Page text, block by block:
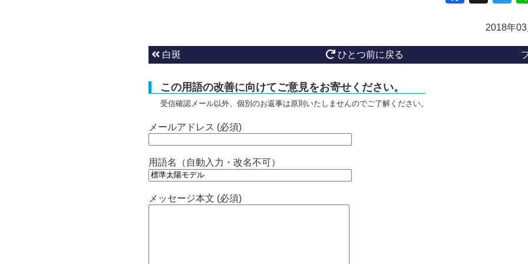
2018年
白斑 ひとつ前に戻る
この用語の改善に向けてご意見をお寄せください。
受信確認メール以外、個別のお返事は原則いたしませんのでご了解ください。
メールアドレス (必須)
用語名（自動入力・改名不可）
メッセージ本文 (必須)